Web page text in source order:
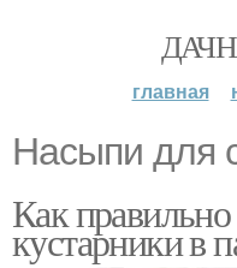
главная
Насыпи для
Как
кустарники в